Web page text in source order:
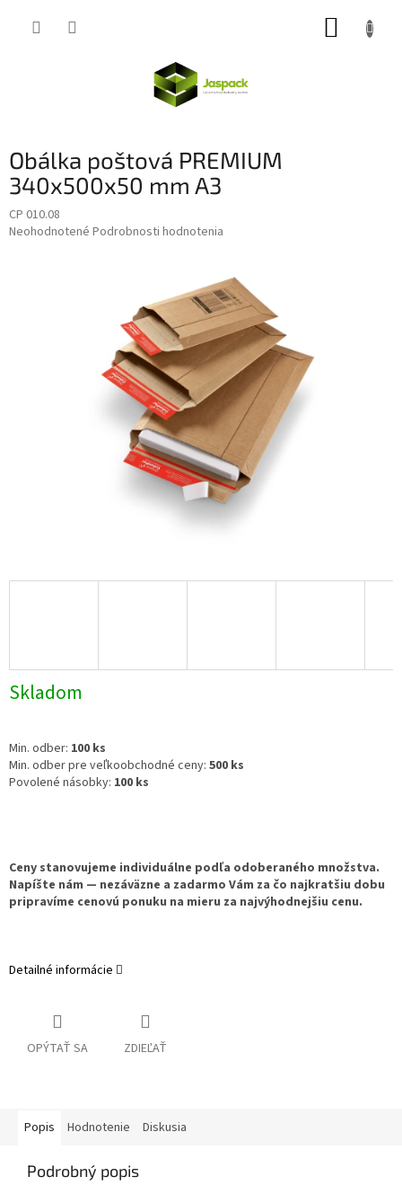
Obálka poštová PREMIUM
340x500x50 mm A3
CP 010.08
Priemerné
Neohodnotené Podrobnosti hodnotenia
Skladom
Min. odber: 100 ks
Min. odber pre veľkoobchodné ceny: 500 ks
Povolené násobky: 100 ks
Ceny stanovujeme individuálne podľa odoberaného množstva.
Napíšte nám — nezáväzne a zadarmo Vám za čo najkratšiu dobu
pripravíme cenovú ponuku na mieru za najvýhodnejšiu cenu.
Detailné informácie
OPÝTAŤ SA ZDIEĽAŤ
Popis Hodnotenie Diskusia
Podrobný popis